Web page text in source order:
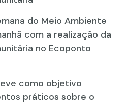
do Meio Ambiente
com a realização da
no Ecoponto
como objetivo
práticos sobre o